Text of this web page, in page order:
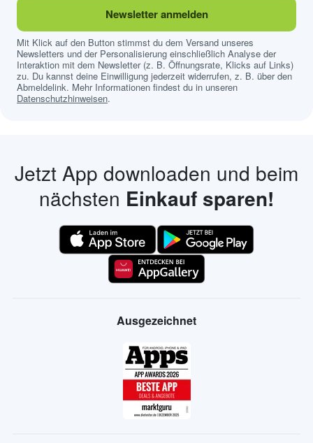
Newsletter anmelden
Mit Klick auf den Button stimmst du dem Versand unseres
Newsletters und der Personalisierung einschließlich Analyse der
Interaktion mit dem Newsletter (z. B. Öffnungsrate, Klicks auf Links)
zu. Du kannst deine Einwilligung jederzeit widerrufen, z. B. über den
Abmeldelink. Mehr Informationen findest du in unseren
Datenschutzhinweisen.
Jetzt App downloaden und beim
nächsten Einkauf sparen!
Ausgezeichnet